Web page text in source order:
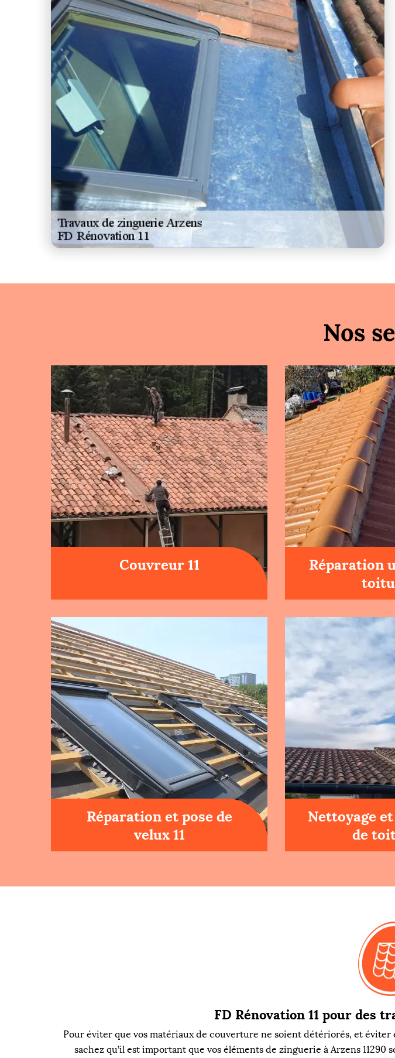
Nos
Couvreur 11
Réparation
Réparation et pose de
velux 11
Nettoyage
de
FD Rénovation 11 pour des
Pour éviter que vos matériaux de couverture ne soient détériorés, et
sachez qu’il est important que vos éléments de zinguerie à Arzens